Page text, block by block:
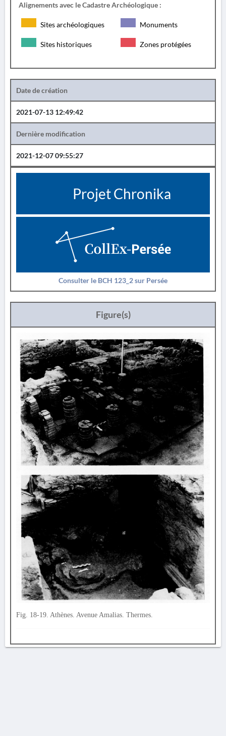
Alignements avec le Cadastre Archéologique :
Sites archéologiques Monuments
Sites historiques Zones protégées
Date de création
2021-07-13 12:49:42
Dernière modification
2021-12-07 09:55:27
Projet Chronika
Consulter le BCH 123_2 sur Persée
Figure(s)
Fig. 18-19. Athènes. Avenue Amalias. Thermes.